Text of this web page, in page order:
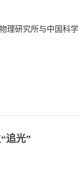
理研究所与中国科
追光”